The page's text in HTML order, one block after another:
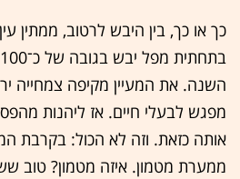
כך או כך, בין היבש לרטוב, ממתין
השנה. את המעיין מקיפה צמחייה
מפגש לבעלי חיים. אז ליהנות
אותה כזאת. וזה לא הכול: בקרבת
ממערת מטמון. איזה מטמון? טוב